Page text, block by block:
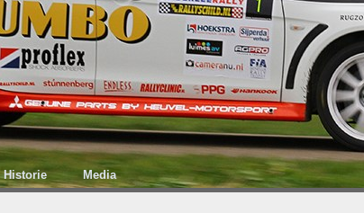
Historie Media